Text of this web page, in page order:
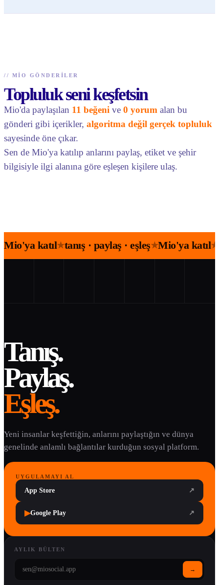
// MIO GÖNDERILER
Topluluk seni keşfetsin
Mio'da paylaşılan 11 beğeni ve 0 yorum alan bu
gönderi gibi içerikler, algoritma değil gerçek topluluk
sayesinde öne çıkar.
Sen de Mio'ya katılıp anlarını paylaş, etiket ve şehir
bilgisiyle ilgi alanına göre eşleşen kişilere ulaş.
Mio'ya katıl★tanış · paylaş · eşleş★Mio'ya katıl★
Tanış.
Paylaş.
Eşleş.
Yeni insanlar keşfettiğin, anlarını paylaştığın ve dünya
genelinde anlamlı bağlantılar kurduğun sosyal platform.
UYGULAMAYI AL
App Store ↗
▶Google Play ↗
AYLIK BÜLTEN
→